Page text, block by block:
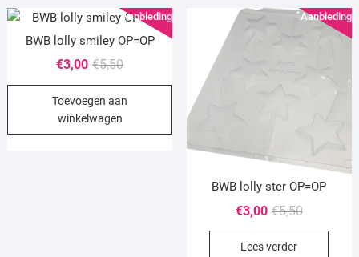
Aanbieding!
BWB lolly smiley OP=OP
€5,50Oorspronkelijke
prijs
was:
€3,00
Huidige
prijs
is:
Toevoegen aan
winkelwagen
Aanbieding!
BWB lolly ster OP=OP
€5,50
prijs
€3,00
Huidige
prijs
Lees verder